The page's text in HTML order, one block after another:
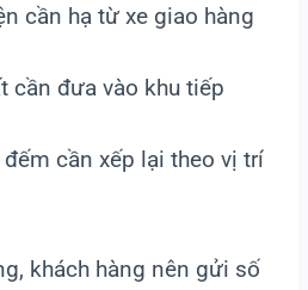
cần hạ từ xe giao hàng
cần đưa vào khu tiếp
cần xếp lại theo vị trí
khách hàng nên gửi số